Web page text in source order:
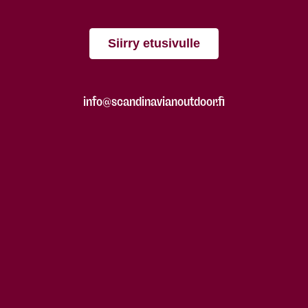
Siirry etusivulle
info@scandinavianoutdoor.fi